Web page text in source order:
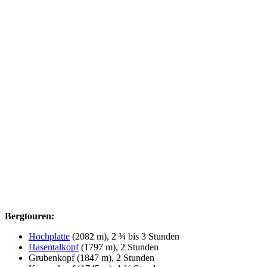
Bergtouren:
Hochplatte (2082 m), 2 ¾ bis 3 Stunden
Hasentalkopf(1797 m), 2 Stunden
Grubenkopf (1847 m), 2 Stunden